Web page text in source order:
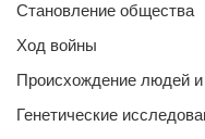
Становление общества
Ход войны
Происхождение людей и
Генетические